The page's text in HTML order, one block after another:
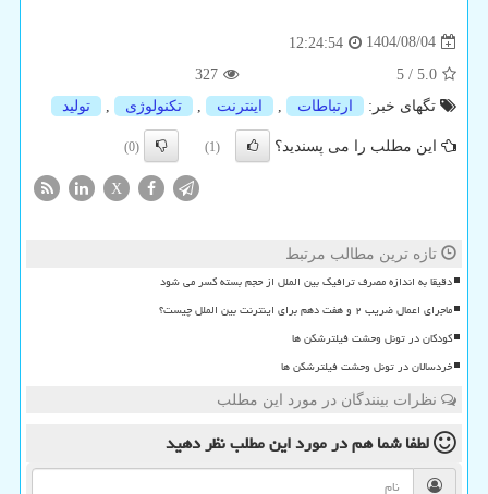
1404/08/04
12:24:54
5.0
/
5
327
تگهای خبر:
ارتباطات , اینترنت , تكنولوژی , تولید
این مطلب را می پسندید؟ (1)
(0)
X
تازه ترین مطالب مرتبط
دقیقا به اندازه مصرف ترافیک بین الملل از حجم بسته کسر می شود
ماجرای اعمال ضریب ۲ و هفت دهم برای اینترنت بین الملل چیست؟
کودکان در تونل وحشت فیلترشکن ها
خردسالان در تونل وحشت فیلترشکن ها
نظرات بینندگان در مورد این مطلب
لطفا شما همدر مورد این مطلبنظر دهید